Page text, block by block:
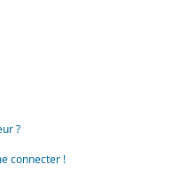
?
connecter !